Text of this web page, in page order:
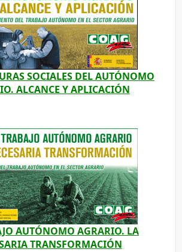
SOCIALES DEL AUTÓNOMO
ALCANCE Y APLICACIÓN
AUTÓNOMO AGRARIO. LA
TRANSFORMACIÓN